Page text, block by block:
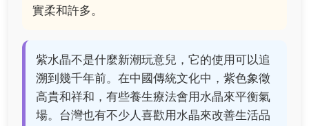
實柔和許多。
紫水晶不是什麼新潮玩意兒，它的使用可以追
溯到幾千年前。在中國傳統文化中，紫色象徵
高貴和祥和，有些養生療法會用水晶來平衡氣
場。台灣也有不少人喜歡用水晶來改善生活品